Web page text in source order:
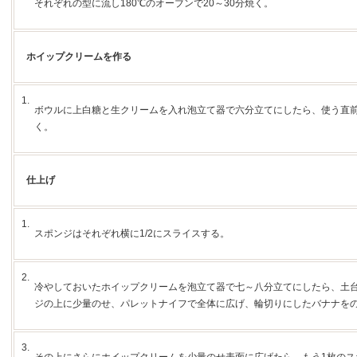
それぞれの型に流し180℃のオーブンで20～30分焼く。
ホイップクリームを作る
1.
ボウルに上白糖と生クリームを入れ泡立て器で六分立てにしたら、使う直
く。
仕上げ
1.
スポンジはそれぞれ横に1/2にスライスする。
2.
冷やしておいたホイップクリームを泡立て器で七～八分立てにしたら、土
ジの上に少量のせ、パレットナイフで全体に広げ、輪切りにしたバナナを
3.